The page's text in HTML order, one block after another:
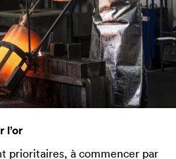
l’or
prioritaires, à commencer par